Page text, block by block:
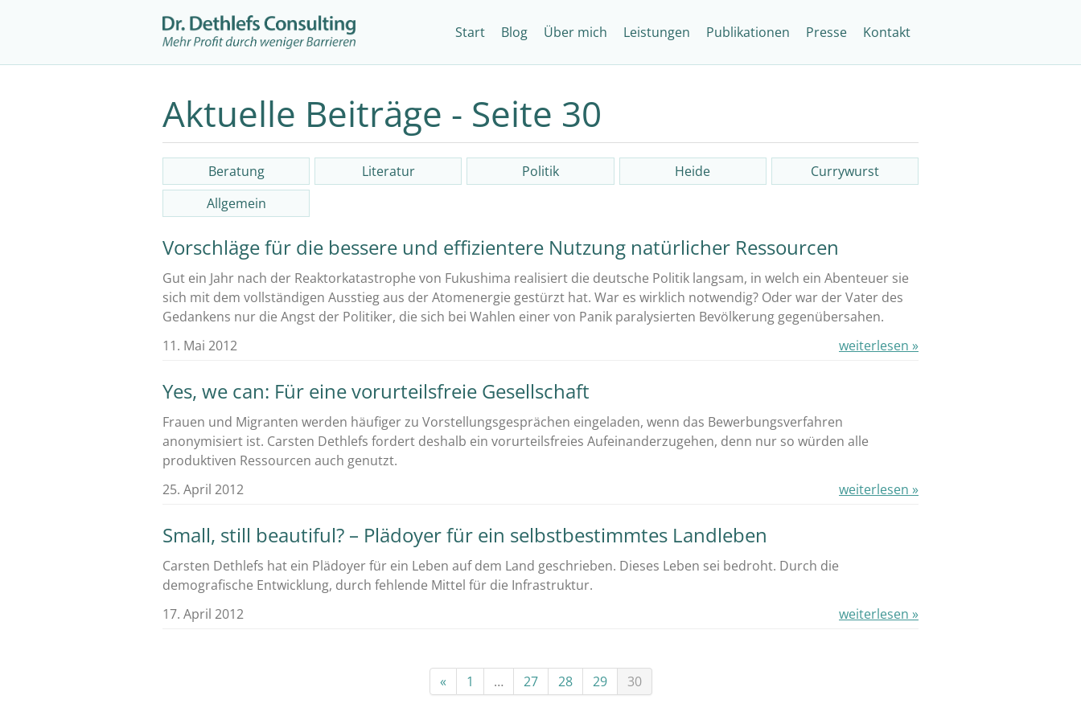
Start Blog Über mich Leistungen Publikationen Presse Kontakt
Aktuelle Beiträge - Seite 30
Beratung Literatur Politik Heide
Currywurst
Allgemein
Vorschläge für die bessere und effizientere Nutzung natürlicher Ressourcen
Gut ein Jahr nach der Reaktorkatastrophe von Fukushima realisiert die deutsche Politik langsam, in welch ein Abenteuer sie
sich mit dem vollständigen Ausstieg aus der Atomenergie gestürzt hat. War es wirklich notwendig? Oder war der Vater des
Gedankens nur die Angst der Politiker, die sich bei Wahlen einer von Panik paralysierten Bevölkerung gegenübersahen.
11. Mai 2012
weiterlesen »
Yes, we can: Für eine vorurteilsfreie Gesellschaft
Frauen und Migranten werden häufiger zu Vorstellungsgesprächen eingeladen, wenn das Bewerbungsverfahren
anonymisiert ist. Carsten Dethlefs fordert deshalb ein vorurteilsfreies Aufeinanderzugehen, denn nur so würden alle
produktiven Ressourcen auch genutzt.
25. April 2012
weiterlesen »
Small, still beautiful? – Plädoyer für ein selbstbestimmtes Landleben
Carsten Dethlefs hat ein Plädoyer für ein Leben auf dem Land geschrieben. Dieses Leben sei bedroht. Durch die
demografische Entwicklung, durch fehlende Mittel für die Infrastruktur.
17. April 2012
weiterlesen »
« 1 … 27 28 29 30